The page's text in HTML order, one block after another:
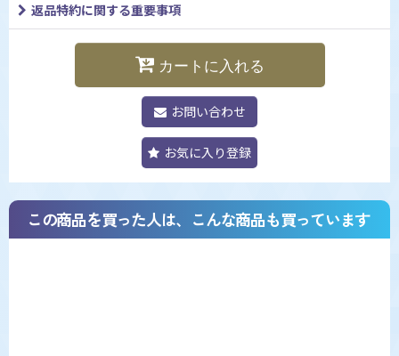
返品特約に関する重要事項
カートに入れる
お問い合わせ
お気に入り登録
この商品を買った人は、こんな商品も買っています